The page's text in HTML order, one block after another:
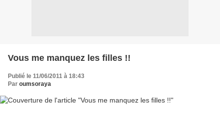
Vous me manquez les filles !!
Publié le 11/06/2011 à 18:43
Par oumsoraya